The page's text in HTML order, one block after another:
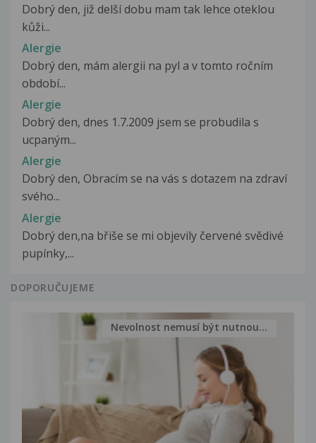
Dobrý den, již delší dobu mam tak lehce oteklou
kůži...
Alergie
Dobrý den, mám alergii na pyl a v tomto ročním
období...
Alergie
Dobrý den, dnes 1.7.2009 jsem se probudila s
ucpaným...
Alergie
Dobrý den, Obracím se na vás s dotazem na zdraví
svého...
Alergie
Dobrý den,na břiše se mi objevily červené svědivé
pupínky,...
DOPORUČUJEME
Nevolnost nemusí být nutnou...